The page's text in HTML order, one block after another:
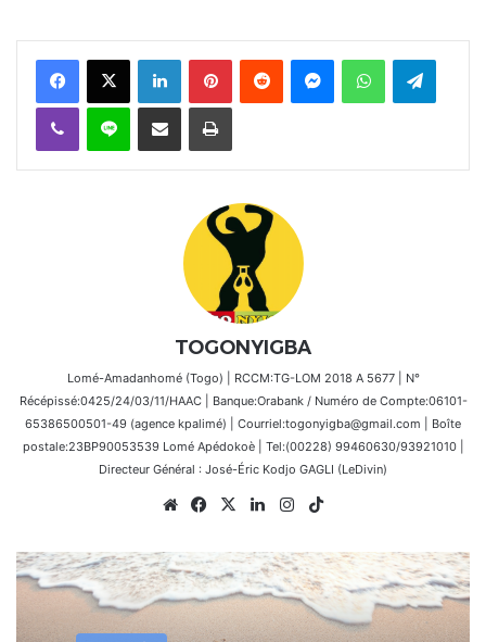
FacebookX Linkedin PinterestReddit MessengerWhatsAppTelegram
Viber Ligne Partager par email Imprimer
TOGONYIGBA
Lomé-Amadanhomé (Togo) | RCCM:TG-LOM 2018 A 5677 | N°
Récépissé:0425/24/03/11/HAAC | Banque:Orabank / Numéro de Compte:06101-
65386500501-49 (agence kpalimé) | Courriel:togonyigba@gmail.com | Boîte
postale:23BP90053539 Lomé Apédokoè | Tel:(00228) 99460630/93921010 |
Directeur Général : José-Éric Kodjo GAGLI (LeDivin)
WebsiteFacebook
X LinkedinInstagram